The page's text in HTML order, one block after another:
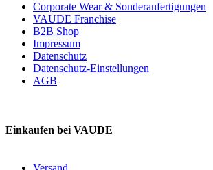
Corporate Wear & Sonderanfertigungen
VAUDE Franchise
B2B Shop
Impressum
Datenschutz
Datenschutz-Einstellungen
AGB
Einkaufen bei VAUDE
Versand